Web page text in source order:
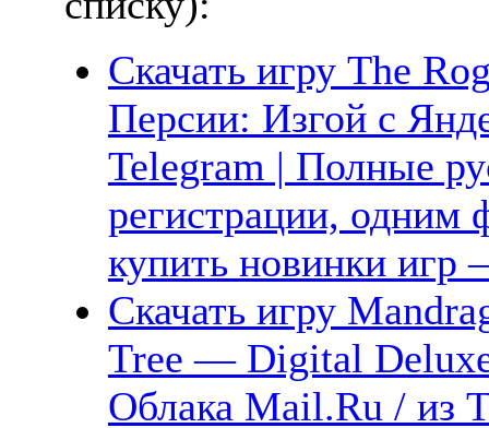
Скачать игру The
Персии: Изгой с
Telegram | Полные
регистрации, одним
купить новинки
Скачать игру
Tree — Digital
Облака Mail.Ru / из